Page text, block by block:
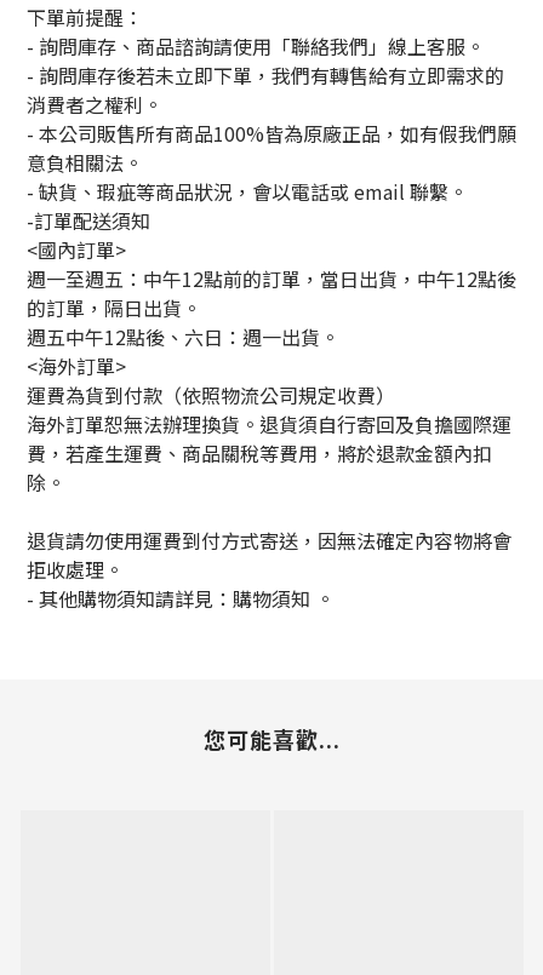
下單前提醒：
- 詢問庫存、商品諮詢請使用「聯絡我們」線上客服。
- 詢問庫存後若未立即下單，我們有轉售給有立即需求的
消費者之權利。
- 本公司販售所有商品100%皆為原廠正品，如有假我們願
意負相關法。
- 缺貨、瑕疵等商品狀況，會以電話或 email 聯繫。
-訂單配送須知
<國內訂單>
週一至週五：中午12點前的訂單，當日出貨，中午12點後
的訂單，隔日出貨。
週五中午12點後、六日：週一出貨。
<海外訂單>
運費為貨到付款（依照物流公司規定收費）
海外訂單恕無法辦理換貨。退貨須自行寄回及負擔國際運
費，若產生運費、商品關稅等費用，將於退款金額內扣
除。
退貨請勿使用運費到付方式寄送，因無法確定內容物將會
拒收處理。
- 其他購物須知請詳見：購物須知 。
您可能喜歡...